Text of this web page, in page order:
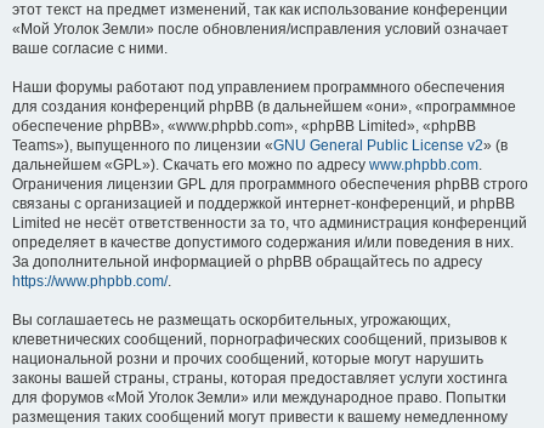
этот текст на предмет изменений, так как использование конференции
«Мой Уголок Земли» после обновления/исправления условий означает
ваше согласие с ними.
Наши форумы работают под управлением программного обеспечения
для создания конференций phpBB (в дальнейшем «они», «программное
обеспечение phpBB», «www.phpbb.com», «phpBB Limited», «phpBB
Teams»), выпущенного по лицензии «GNU General Public License v2» (в
дальнейшем «GPL»). Скачать его можно по адресу www.phpbb.com.
Ограничения лицензии GPL для программного обеспечения phpBB строго
связаны с организацией и поддержкой интернет-конференций, и phpBB
Limited не несёт ответственности за то, что администрация конференций
определяет в качестве допустимого содержания и/или поведения в них.
За дополнительной информацией о phpBB обращайтесь по адресу
https://www.phpbb.com/.
Вы соглашаетесь не размещать оскорбительных, угрожающих,
клеветнических сообщений, порнографических сообщений, призывов к
национальной розни и прочих сообщений, которые могут нарушить
законы вашей страны, страны, которая предоставляет услуги хостинга
для форумов «Мой Уголок Земли» или международное право. Попытки
размещения таких сообщений могут привести к вашему немедленному